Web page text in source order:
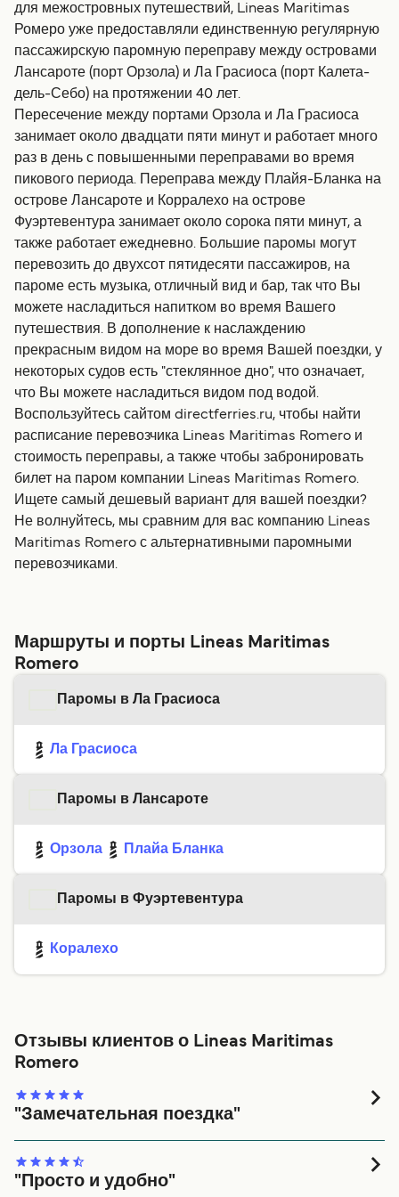
для межостровных путешествий, Lineas Maritimas
Ромеро уже предоставляли единственную регулярную
пассажирскую паромную переправу между островами
Лансароте (порт Орзола) и Ла Грасиоса (порт Калета-
дель-Себо) на протяжении 40 лет.
Пересечение между портами Орзола и Ла Грасиоса
занимает около двадцати пяти минут и работает много
раз в день с повышенными переправами во время
пикового периода. Переправа между Плайя-Бланка на
острове Лансароте и Корралехо на острове
Фуэртевентура занимает около сорока пяти минут, а
также работает ежедневно. Большие паромы могут
перевозить до двухсот пятидесяти пассажиров, на
пароме есть музыка, отличный вид и бар, так что Вы
можете насладиться напитком во время Вашего
путешествия. В дополнение к наслаждению
прекрасным видом на море во время Вашей поездки, у
некоторых судов есть "стеклянное дно", что означает,
что Вы можете насладиться видом под водой.
Воспользуйтесь сайтом directferries.ru, чтобы найти
расписание перевозчика Lineas Maritimas Romero и
стоимость переправы, а также чтобы забронировать
билет на паром компании Lineas Maritimas Romero.
Ищете самый дешевый вариант для вашей поездки?
Не волнуйтесь, мы сравним для вас компанию Lineas
Maritimas Romero с альтернативными паромными
перевозчиками.
Маршруты и порты Lineas Maritimas
Romero
Паромы в Ла Грасиоса
Ла Грасиоса
Паромы в Лансароте
Орзола Плайа Бланка
Паромы в Фуэртевентура
Коралехо
Отзывы клиентов о Lineas Maritimas
Romero
"Замечательная поездка"
Спасибо
"Просто и удобно"